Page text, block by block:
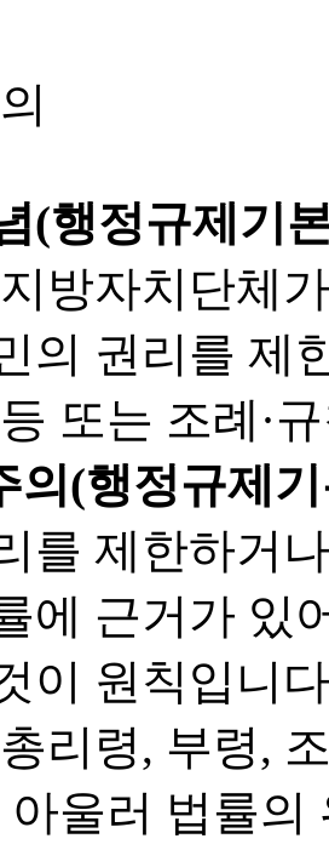
(행정규제기
방자치단체
의 권리를 제
또는 조례·
의(행정규제
를 제한하거
에 근거가 있
이 원칙입니
리령, 부령,
아울러 법률